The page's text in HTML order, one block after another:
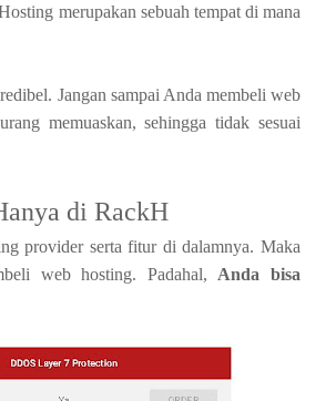
merupakan sebuah tempat di mana
Jangan sampai Anda membeli web
memuaskan, sehingga tidak sesuai
di RackH
provider serta fitur di dalamnya. Maka
web hosting. Padahal, Anda bisa